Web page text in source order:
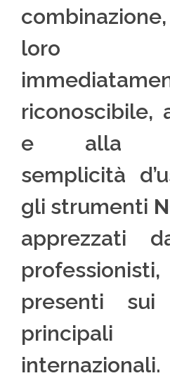
loro
riconoscibile,
e alla
semplicità
gli strumenti
apprezzati
presenti
internazionali.